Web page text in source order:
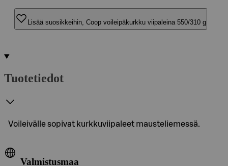
Lisää suosikkeihin, Coop voileipäkurkku viipaleina 550/310 g
Tuotetiedot
Voileivälle sopivat kurkkuviipaleet mausteliemessä.
Valmistusmaa